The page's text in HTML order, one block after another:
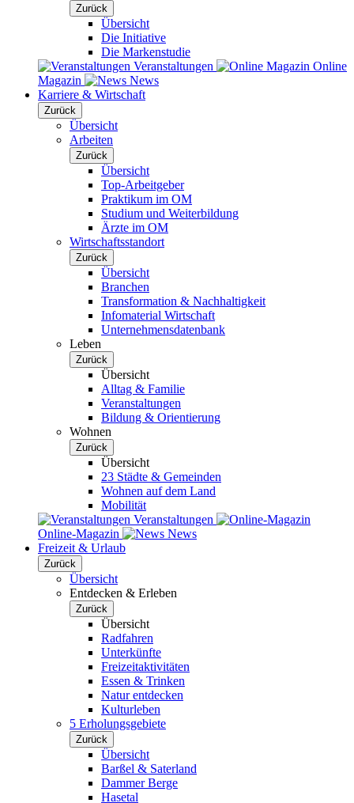
Zurück
Übersicht
Die Initiative
Die Markenstudie
Veranstaltungen
Online
Magazin
News
Karriere & Wirtschaft
Zurück
Übersicht
Arbeiten
Zurück
Übersicht
Top-Arbeitgeber
Praktikum im OM
Studium und Weiterbildung
Ärzte im OM
Wirtschaftsstandort
Zurück
Übersicht
Branchen
Transformation & Nachhaltigkeit
Infomaterial Wirtschaft
Unternehmensdatenbank
Leben
Zurück
Übersicht
Alltag & Familie
Veranstaltungen
Bildung & Orientierung
Wohnen
Zurück
Übersicht
23 Städte & Gemeinden
Wohnen auf dem Land
Mobilität
Veranstaltungen
Online-Magazin
News
Freizeit & Urlaub
Zurück
Übersicht
Entdecken & Erleben
Zurück
Übersicht
Radfahren
Unterkünfte
Freizeitaktivitäten
Essen & Trinken
Natur entdecken
Kulturleben
5 Erholungsgebiete
Zurück
Übersicht
Barßel & Saterland
Dammer Berge
Hasetal